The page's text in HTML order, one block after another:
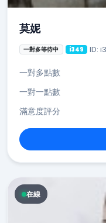
莫妮
一對多等待中 i349 ID:
一對多點數
一對一點數
滿意度評分
在線